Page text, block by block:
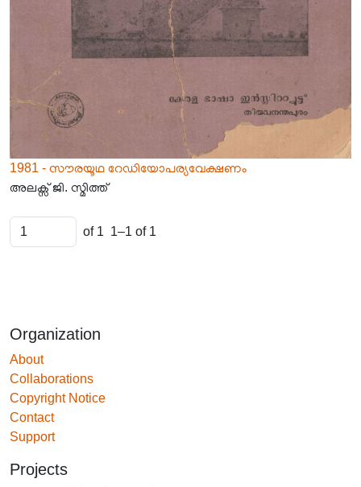
1981 - സൗരയൂഥ റേഡിയോപര്യവേക്ഷണം
അലക്സ് ജി. സ്മിത്ത്
of 1 1–1 of 1
Organization
About
Collaborations
Copyright Notice
Contact
Support
Projects